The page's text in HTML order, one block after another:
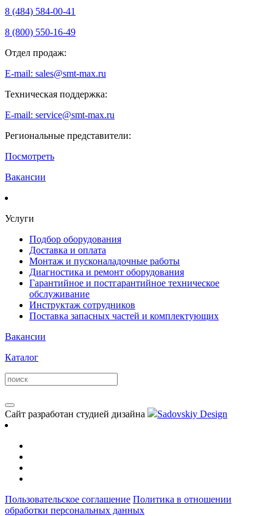
8 (484) 584-00-41
8 (800) 550-16-49
Отдел продаж:
E-mail: sales@smt-max.ru
Техническая поддержка:
E-mail: service@smt-max.ru
Региональные представители:
Посмотреть
Вакансии
Услуги
Подбор оборудования
Доставка и оплата
Монтаж и пусконаладочные работы
Диагностика и ремонт оборудования
Гарантийное и постгарантийное техническое
обслуживание
Инструктаж сотрудников
Поставка запасных частей и комплектующих
Вакансии
Каталог
Сайт разработан студией дизайна Sadovskiy Design
Пользовательское соглашение Политика в отношении
обработки персональных данных